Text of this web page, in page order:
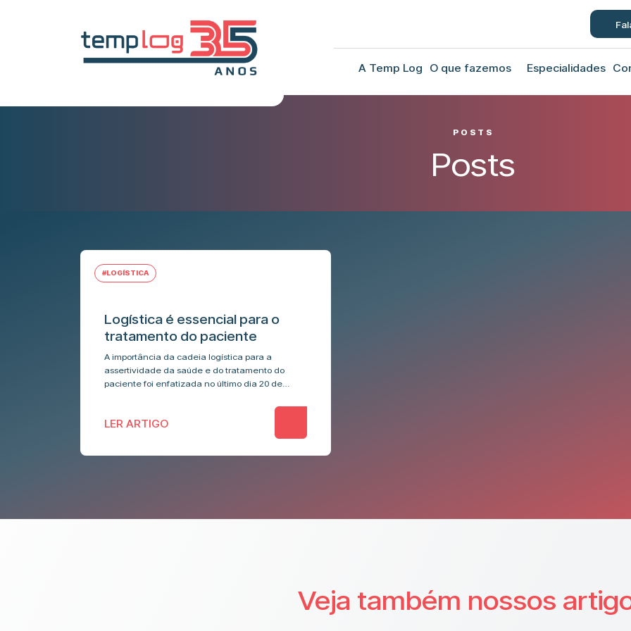
A Temp Log O que fazemos Especialidades
POSTS
Posts
#LOGÍSTICA
Logística é essencial para o
tratamento do paciente
A importância da cadeia logística para a
assertividade da saúde e do tratamento do
paciente foi enfatizada no último dia 20 de
LER ARTIGO
Veja também nossos